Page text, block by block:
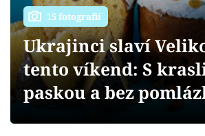
Přihlášení
Sledujte nás
15 fotografií
Ukrajinci slaví
tento víkend: S
paskou a bez